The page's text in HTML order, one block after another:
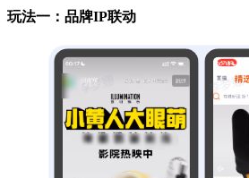
玩法一：品牌IP联动